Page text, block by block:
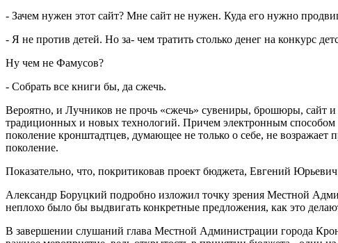
- Зачем нужен этот сайт? Мне сайт не нужен. Куда его нужно
- Я не против детей. Но за- чем тратить столько денег на конкурс
Ну чем не Фамусов?
- Собрать все книги бы, да сжечь.
Вероятно, и Лучников не прочь «сжечь» сувениры, брошюры, сайт
традиционных и новых технологий. Причем электронным
поколение кронштадтцев, думающее не только о себе, не
поколение.
Показательно, что, покритиковав проект бюджета, Евгений
Александр Боруцкий подробно изложил точку зрения Местной
неплохо было бы выдвигать конкретные предложения, как это
В завершении слушаний глава Местной Администрации города